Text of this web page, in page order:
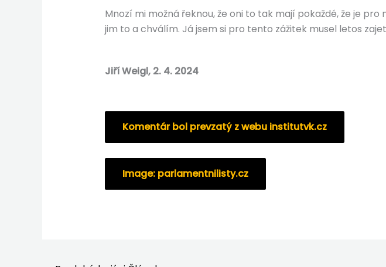
Mnozí mi možná řeknou, že oni to tak mají pokaždé, že je
jim to a chválím. Já jsem si pro tento zážitek musel letos
Jiří Weigl, 2. 4. 2024
Komentár bol prevzatý z webu institutvk.cz
Image: parlamentnilisty.cz